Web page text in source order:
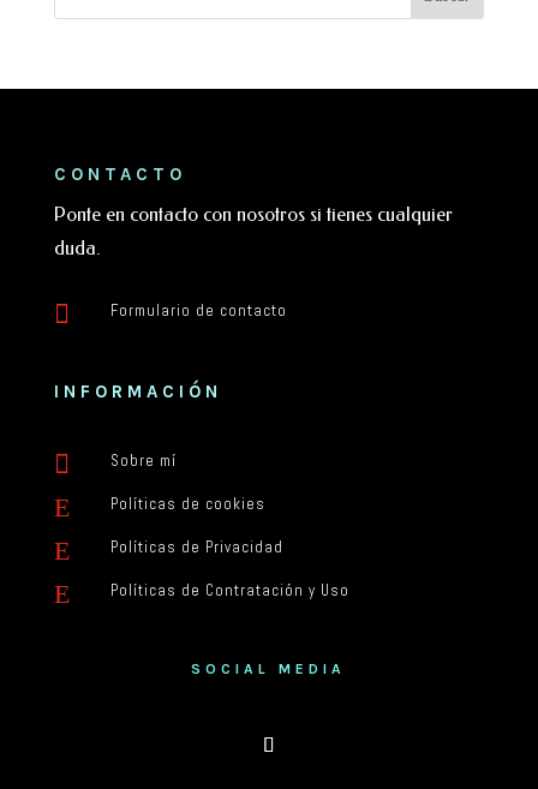
CONTACTO
Ponte en contacto con nosotros si tienes cualquier
duda.
 Formulario de contacto
INFORMACIÓN
 Sobre mí
E Políticas de cookies
E Políticas de Privacidad
E Políticas de Contratación y Uso
SOCIAL MEDIA